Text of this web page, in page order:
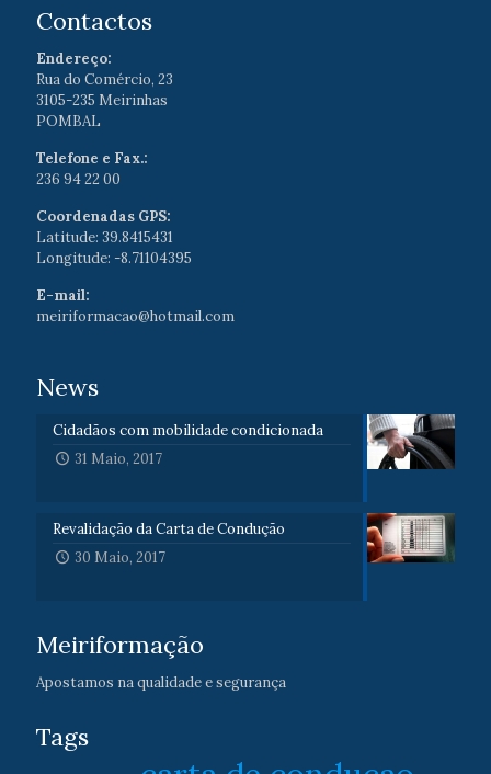
Contactos
Endereço:
Rua do Comércio, 23
3105-235 Meirinhas
POMBAL
Telefone e Fax.:
236 94 22 00
Coordenadas GPS:
Latitude: 39.8415431
Longitude: -8.71104395
E-mail:
meiriformacao@hotmail.com
News
Cidadãos com mobilidade condicionada
31 Maio, 2017
Revalidação da Carta de Condução
30 Maio, 2017
Meiriformação
Apostamos na qualidade e segurança
Tags